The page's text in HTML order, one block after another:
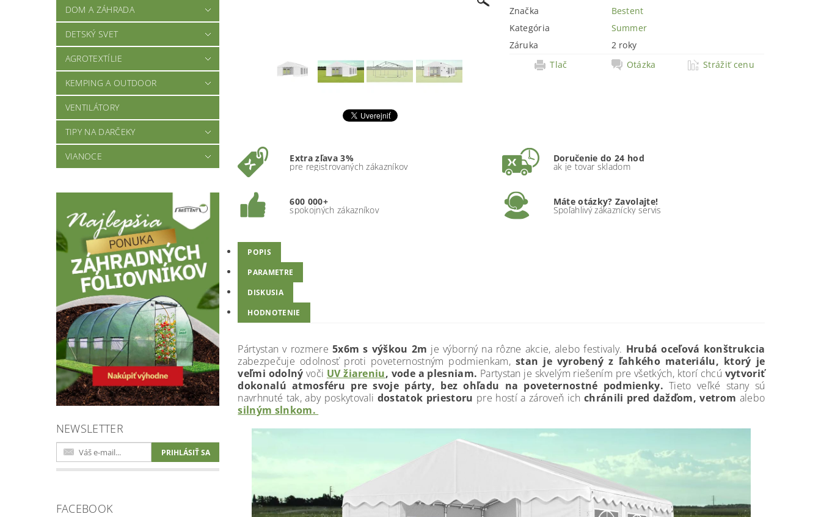
DOM A ZÁHRADA
DETSKÝ SVET
AGROTEXTÍLIE
KEMPING A OUTDOOR
VENTILÁTORY
TIPY NA DARČEKY
VIANOCE
NEWSLETTER
FACEBOOK
Značka
Bestent
Kategória
Summer
Záruka
2 roky
Tlač
Otázka Strážiť cenu
Extra zľava 3%
pre registrovaných zákazníkov
Doručenie do 24 hod
ak je tovar skladom
600 000+
spokojných zákazníkov
Máte otázky? Zavolajte!
Spoľahlivý zákaznícky servis
POPIS
PARAMETRE
DISKUSIA
HODNOTENIE
Pártystan v rozmere5x6m s výškou 2m je výborný na rôzne akcie, alebo festivaly. Hrubá oceľová konštrukcia
zabezpečuje odolnosť proti poveternostným podmienkam, stan je vyrobený z ľahkého materiálu, ktorý je
veľmi odolný voči UV žiareniu, vode a plesniam. Partystan je skvelým riešením pre všetkých, ktorí chcú vytvoriť
dokonalú atmosféru pre svoje párty, bez ohľadu na poveternostné podmienky. Tieto veľké stany sú
navrhnuté tak, aby poskytovali dostatok priestoru pre hostí a zároveň ich chránili pred dažďom, vetrom alebo
silným slnkom.